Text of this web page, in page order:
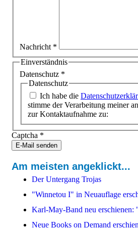
Nachricht *
Einverständnis
Datenschutz *
Datenschutz
Ich habe die
stimme der Verarbeitung meiner
zur Kontaktaufnahme zu:
Captcha *
E-Mail senden
Am meisten angeklickt...
Der Untergang Trojas
"Winnetou I" in Neuauflage
Karl-May-Band neu erschienen:
Neue Books on Demand